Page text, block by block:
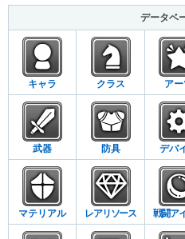
データベ
キャラ クラス ア
武器 防具 デバ
マテリアル レアリソース 戦闘ア